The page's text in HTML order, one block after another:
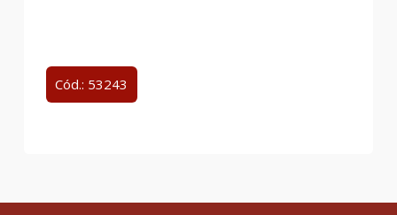
Cód.: 53243